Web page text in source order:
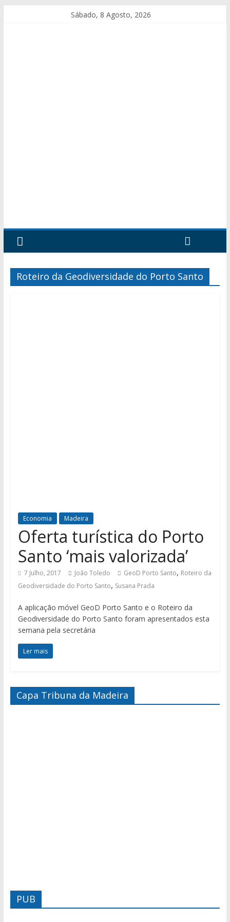
Sábado, 8 Agosto, 2026
Roteiro da Geodiversidade do Porto Santo
Economia Madeira
Oferta turística do Porto
Santo ‘mais valorizada’
7 Julho, 2017 João Toledo GeoD Porto Santo, Roteiro da
Geodiversidade do Porto Santo, Susana Prada
A aplicação móvel GeoD Porto Santo e o Roteiro da
Geodiversidade do Porto Santo foram apresentados esta
semana pela secretária
Ler mais
Capa Tribuna da Madeira
PUB